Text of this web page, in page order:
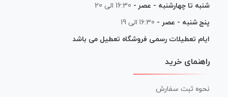
شنبه تا چهارشنبه - عصر - 16:30 الی 20
پنج شنبه - عصر - 16:30 الی 19
ایام تعطیلات رسمی فروشگاه تعطیل می باشد
راهنمای خرید
نحوه ثبت سفارش